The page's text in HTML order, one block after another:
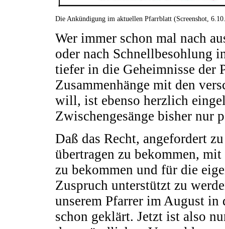
Die Ankündigung im aktuellen Pfarrblatt (Screenshot,
Wer immer schon mal nach
oder nach Schnellbesohlung
tiefer in die Geheimnisse der
Zusammenhänge mit den
will, ist ebenso herzlich
Zwischengesänge bisher nur
Daß das Recht, angefordert
übertragen zu bekommen,
zu bekommen und für die
Zuspruch unterstützt zu
unserem Pfarrer im August in
schon geklärt. Jetzt ist also